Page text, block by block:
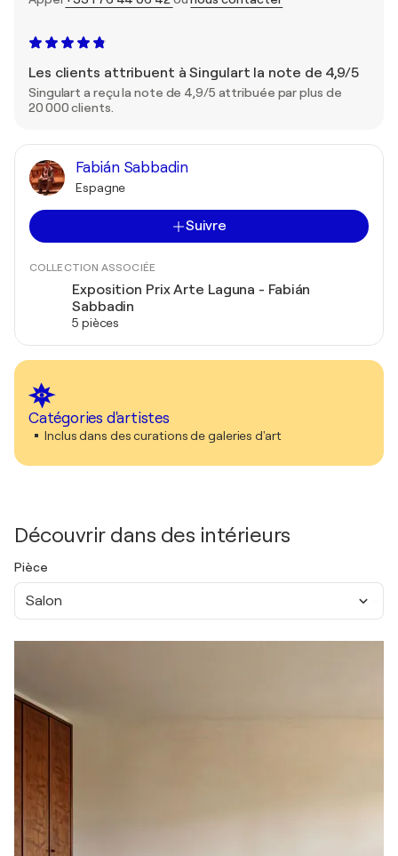
Les clients attribuent à Singulart la note de 4,9/5
Singulart a reçu la note de 4,9/5 attribuée par plus de
20 000 clients.
Fabián Sabbadin
Espagne
Suivre
COLLECTION ASSOCIÉE
Exposition Prix Arte Laguna - Fabián
Sabbadin
5 pièces
Catégories d'artistes
Inclus dans des curations de galeries d'art
Découvrir dans des intérieurs
Pièce
Salon